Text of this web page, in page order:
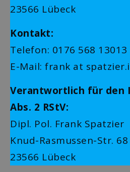
23566 Lübeck
Kontakt:
Telefon: 0176 568 13013
E-Mail: frank at
Verantwortlich für den
Abs. 2 RStV:
Dipl. Pol. Frank Spatzier
Knud-Rasmussen-Str. 68
23566 Lübeck